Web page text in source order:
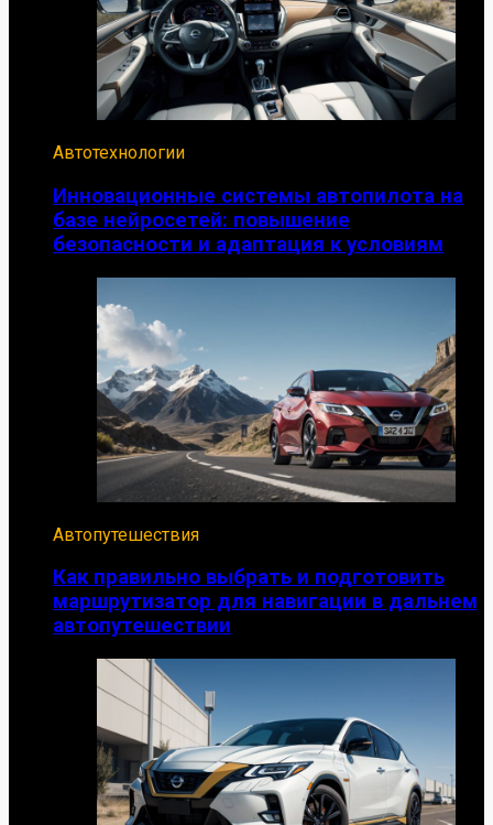
Автотехнологии
Инновационные системы автопилота на
базе нейросетей: повышение
безопасности и адаптация к условиям
Автопутешествия
Как правильно выбрать и подготовить
маршрутизатор для навигации в дальнем
автопутешествии